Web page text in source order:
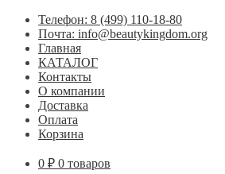
Телефон: 8 (499) 110-18-80
Почта: info@beautykingdom.org
Главная
КАТАЛОГ
Контакты
О компании
Доставка
Оплата
Корзина
0 ₽ 0 товаров